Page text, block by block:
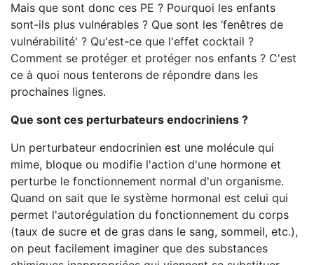
Mais que sont donc ces PE ? Pourquoi les enfants
sont-ils plus vulnérables ? Que sont les ‘fenêtres de
vulnérabilité' ? Qu'est-ce que l'effet cocktail ?
Comment se protéger et protéger nos enfants ? C'est
ce à quoi nous tenterons de répondre dans les
prochaines lignes.
Que sont ces perturbateurs endocriniens ?
Un perturbateur endocrinien est une molécule qui
mime, bloque ou modifie l'action d'une hormone et
perturbe le fonctionnement normal d'un organisme.
Quand on sait que le système hormonal est celui qui
permet l'autorégulation du fonctionnement du corps
(taux de sucre et de gras dans le sang, sommeil, etc.),
on peut facilement imaginer que des substances